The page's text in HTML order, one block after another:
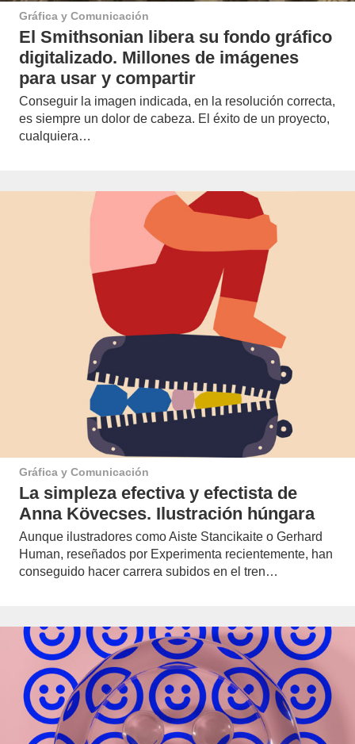
Gráfica y Comunicación
El Smithsonian libera su fondo gráfico
digitalizado. Millones de imágenes
para usar y compartir
Conseguir la imagen indicada, en la resolución correcta,
es siempre un dolor de cabeza. El éxito de un proyecto,
cualquiera…
Gráfica y Comunicación
La simpleza efectiva y efectista de
Anna Kövecses. Ilustración húngara
Aunque ilustradores como Aiste Stancikaite o Gerhard
Human, reseñados por Experimenta recientemente, han
conseguido hacer carrera subidos en el tren…